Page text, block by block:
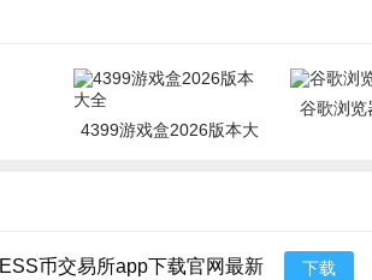
4399游戏盒2026版本大
谷歌浏览
币交易所app下载官网最新
下载